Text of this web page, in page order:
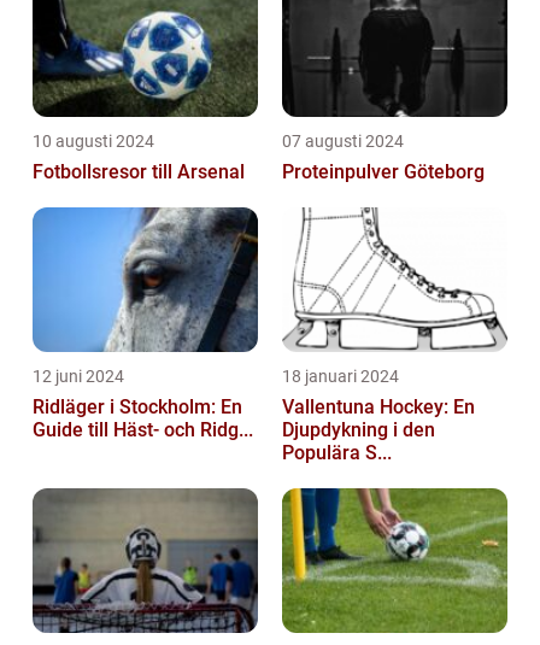
10 augusti 2024
Fotbollsresor till Arsenal
07 augusti 2024
Proteinpulver Göteborg
12 juni 2024
Ridläger i Stockholm: En
Guide till Häst- och Ridg...
18 januari 2024
Vallentuna Hockey: En
Djupdykning i den
Populära S...